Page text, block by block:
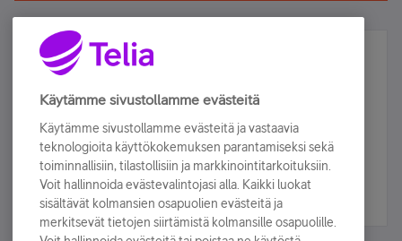
Älä jää paitsi – osallistu ja voita!
Tilaa Telian uutiskirje ja olet mukana arvonnassa.
sähköpostiisi.
Tilaa nyt
Käytämme sivustollamme evästeitä
Käytämme sivustollamme evästeitä ja vastaavia
teknologioita käyttökokemuksen parantamiseksi sekä
toiminnallisiin, tilastollisiin ja markkinointitarkoituksiin.
Voit hallinnoida evästevalintojasi alla. Kaikki luokat
sisältävät kolmansien osapuolien evästeitä ja
merkitsevät tietojen siirtämistä kolmansille osapuolille.